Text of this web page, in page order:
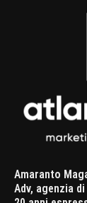
Amaranto
Adv, agenzia